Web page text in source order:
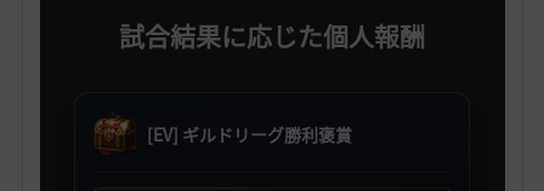
試合結果に応じた個人報酬
[EV] ギルドリーグ勝利褒賞